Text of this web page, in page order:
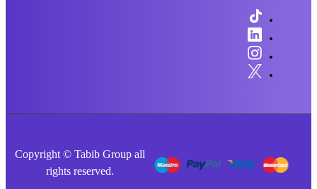
Copyright © Tabib Group all
rights reserved.